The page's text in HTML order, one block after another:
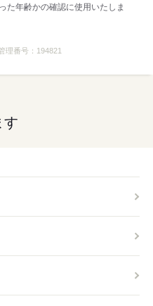
た年齢かの確認に使用いたしま
理番号： 194821
す